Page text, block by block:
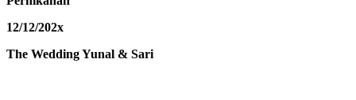
12/12/202x
The Wedding Yunal & Sari